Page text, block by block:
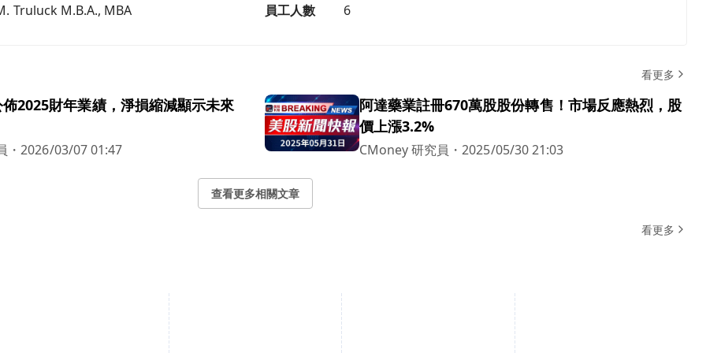
Truluck M.B.A., MBA 員工人數 6
看更多
2025財年業績，淨損縮減顯示未來
・2026/03/07 01:47
阿達藥業註冊670萬股股份轉售！市場反應熱烈，股
價上漲3.2%
CMoney 研究員 ・2025/05/30 21:03
查看更多相關文章
看更多